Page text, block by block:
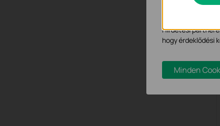
Az elemző
Hirdetési
hogy érdeklődési
Minden